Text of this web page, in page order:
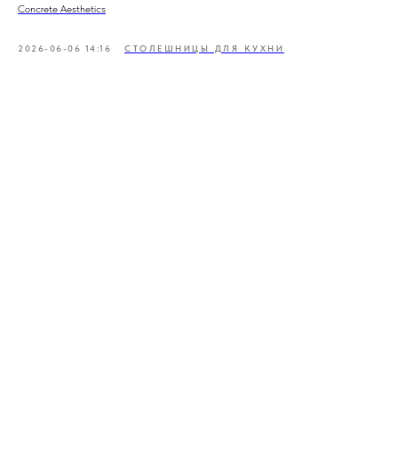
Concrete Aesthetics
2026-06-06 14:16 СТОЛЕШНИЦЫ ДЛЯ КУХНИ